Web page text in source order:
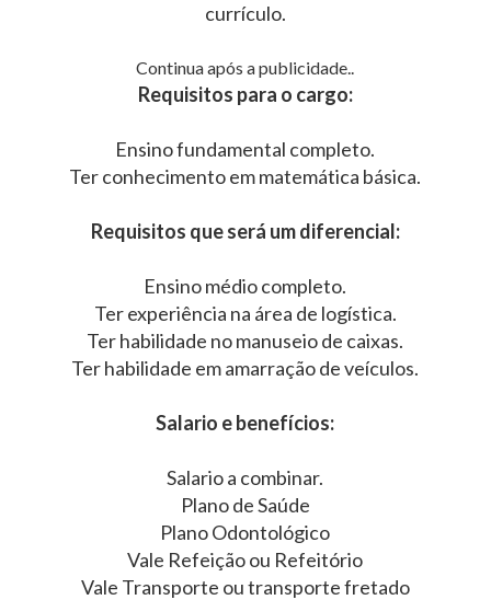
currículo.
Continua após a publicidade..
Requisitos para o cargo:
Ensino fundamental completo.
Ter conhecimento em matemática básica.
Requisitos que será um diferencial:
Ensino médio completo.
Ter experiência na área de logística.
Ter habilidade no manuseio de caixas.
Ter habilidade em amarração de veículos.
Salario e benefícios:
Salario a combinar.
Plano de Saúde
Plano Odontológico
Vale Refeição ou Refeitório
Vale Transporte ou transporte fretado